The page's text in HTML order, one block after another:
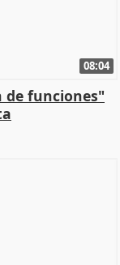
08:04
de funciones"